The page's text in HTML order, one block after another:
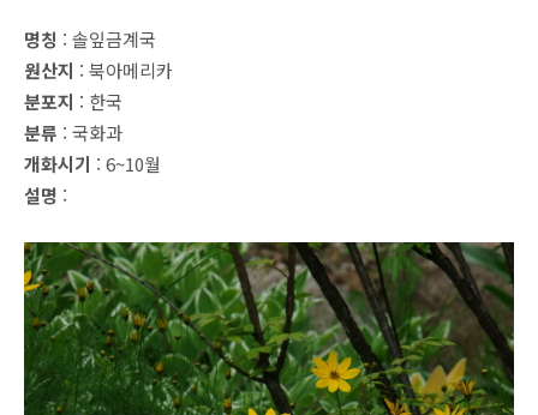
명칭 : 솔잎금계국
원산지 : 북아메리카
분포지 : 한국
분류 : 국화과
개화시기 : 6~10월
설명 :